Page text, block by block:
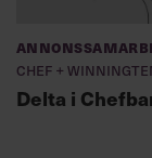
Chef +
Delta i